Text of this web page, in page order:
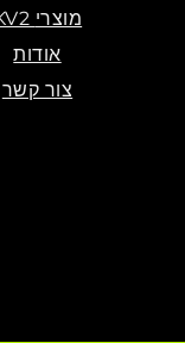
KV2 מוצרי
אודות
צור קשר